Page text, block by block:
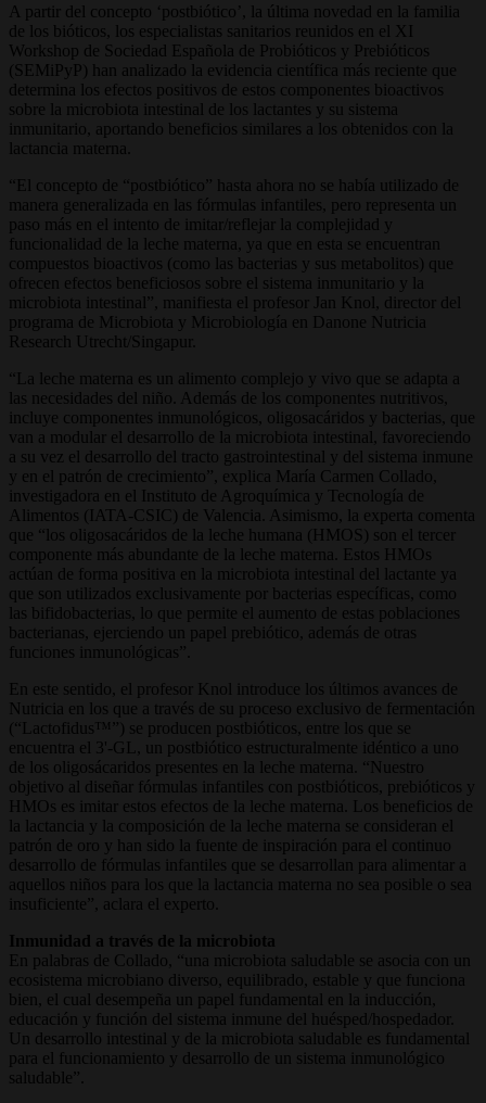
A partir del concepto ‘postbiótico’, la última novedad en la familia
de los bióticos, los especialistas sanitarios reunidos en el XI
Workshop de Sociedad Española de Probióticos y Prebióticos
(SEMiPyP) han analizado la evidencia científica más reciente que
determina los efectos positivos de estos componentes bioactivos
sobre la microbiota intestinal de los lactantes y su sistema
inmunitario, aportando beneficios similares a los obtenidos con la
lactancia materna.
“El concepto de “postbiótico” hasta ahora no se había utilizado de
manera generalizada en las fórmulas infantiles, pero representa un
paso más en el intento de imitar/reflejar la complejidad y
funcionalidad de la leche materna, ya que en esta se encuentran
compuestos bioactivos (como las bacterias y sus metabolitos) que
ofrecen efectos beneficiosos sobre el sistema inmunitario y la
microbiota intestinal”, manifiesta el profesor Jan Knol, director del
programa de Microbiota y Microbiología en Danone Nutricia
Research Utrecht/Singapur.
“La leche materna es un alimento complejo y vivo que se adapta a
las necesidades del niño. Además de los componentes nutritivos,
incluye componentes inmunológicos, oligosacáridos y bacterias, que
van a modular el desarrollo de la microbiota intestinal, favoreciendo
a su vez el desarrollo del tracto gastrointestinal y del sistema inmune
y en el patrón de crecimiento”, explica María Carmen Collado,
investigadora en el Instituto de Agroquímica y Tecnología de
Alimentos (IATA-CSIC) de Valencia. Asimismo, la experta comenta
que “los oligosacáridos de la leche humana (HMOS) son el tercer
componente más abundante de la leche materna. Estos HMOs
actúan de forma positiva en la microbiota intestinal del lactante ya
que son utilizados exclusivamente por bacterias específicas, como
las bifidobacterias, lo que permite el aumento de estas poblaciones
bacterianas, ejerciendo un papel prebiótico, además de otras
funciones inmunológicas”.
En este sentido, el profesor Knol introduce los últimos avances de
Nutricia en los que a través de su proceso exclusivo de fermentación
(“Lactofidus™”) se producen postbióticos, entre los que se
encuentra el 3'-GL, un postbiótico estructuralmente idéntico a uno
de los oligosácaridos presentes en la leche materna. “Nuestro
objetivo al diseñar fórmulas infantiles con postbióticos, prebióticos y
HMOs es imitar estos efectos de la leche materna. Los beneficios de
la lactancia y la composición de la leche materna se consideran el
patrón de oro y han sido la fuente de inspiración para el continuo
desarrollo de fórmulas infantiles que se desarrollan para alimentar a
aquellos niños para los que la lactancia materna no sea posible o sea
insuficiente”, aclara el experto.
Inmunidad a través de la microbiota
En palabras de Collado, “una microbiota saludable se asocia con un
ecosistema microbiano diverso, equilibrado, estable y que funciona
bien, el cual desempeña un papel fundamental en la inducción,
educación y función del sistema inmune del huésped/hospedador.
Un desarrollo intestinal y de la microbiota saludable es fundamental
para el funcionamiento y desarrollo de un sistema inmunológico
saludable”.